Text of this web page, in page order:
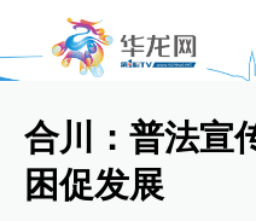
合川：普法宣
困促发展